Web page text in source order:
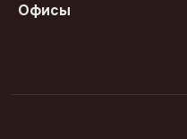
Офисы